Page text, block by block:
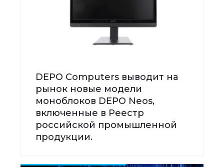
DEPO Computers выводит на
рынок новые модели
моноблоков DEPO Neos,
включенные в Реестр
российской промышленной
продукции.